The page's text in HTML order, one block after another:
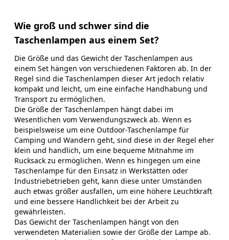
Wie groß und schwer sind die
Taschenlampen aus einem Set?
Die Größe und das Gewicht der Taschenlampen aus
einem Set hängen von verschiedenen Faktoren ab. In der
Regel sind die Taschenlampen dieser Art jedoch relativ
kompakt und leicht, um eine einfache Handhabung und
Transport zu ermöglichen.
Die Größe der Taschenlampen hängt dabei im
Wesentlichen vom Verwendungszweck ab. Wenn es
beispielsweise um eine Outdoor-Taschenlampe für
Camping und Wandern geht, sind diese in der Regel eher
klein und handlich, um eine bequeme Mitnahme im
Rucksack zu ermöglichen. Wenn es hingegen um eine
Taschenlampe für den Einsatz in Werkstätten oder
Industriebetrieben geht, kann diese unter Umständen
auch etwas größer ausfallen, um eine höhere Leuchtkraft
und eine bessere Handlichkeit bei der Arbeit zu
gewährleisten.
Das Gewicht der Taschenlampen hängt von den
verwendeten Materialien sowie der Größe der Lampe ab.